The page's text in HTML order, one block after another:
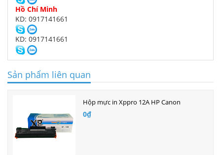
Hồ Chí Minh
KD: 0917141661
KD: 0917141661
Sản phẩm liên quan
Hộp mực in Xppro 12A HP Canon
0₫